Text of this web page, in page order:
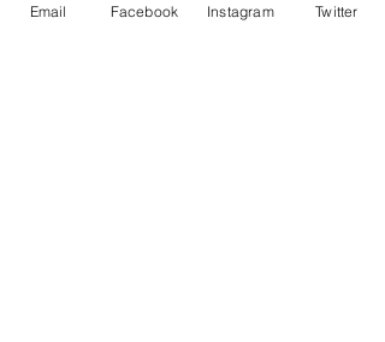
Santana de Parnaíba
Email Facebook Instagram Twitter